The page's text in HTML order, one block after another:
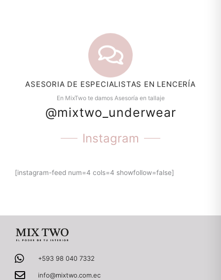
ASESORIA DE ESPECIALISTAS EN LENCERÍA
En MixTwo te damos Asesoría en tallaje
@mixtwo_underwear
Instagram
[instagram-feed num=4 cols=4 showfollow=false]
+593 98 040 7332
info@mixtwo.com.ec